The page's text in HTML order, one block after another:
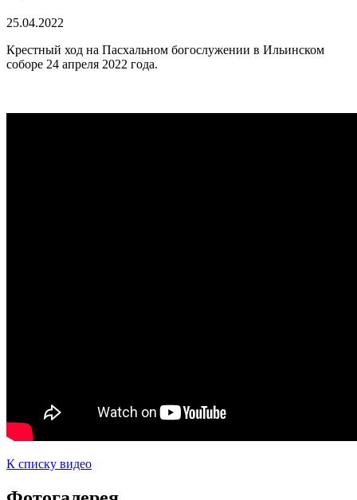
25.04.2022
Крестный ход на Пасхальном богослужении в Ильинском
соборе 24 апреля 2022 года.
К списку видео